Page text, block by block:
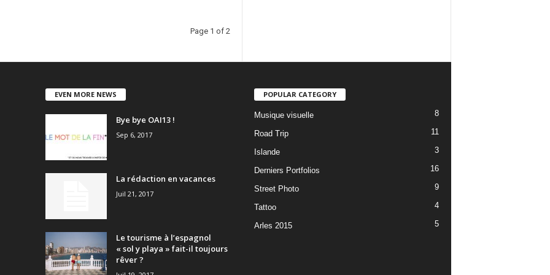
Page 1 of 2
EVEN MORE NEWS
Bye bye OAI13 !
Sep 6, 2017
La rédaction en vacances
Juil 21, 2017
Le tourisme à l’espagnol
« sol y playa » fait-il toujours
rêver ?
POPULAR CATEGORY
Musique visuelle 8
Road Trip 11
Islande 3
Derniers Portfolios 16
Street Photo 9
Tattoo 4
Arles 2015 5